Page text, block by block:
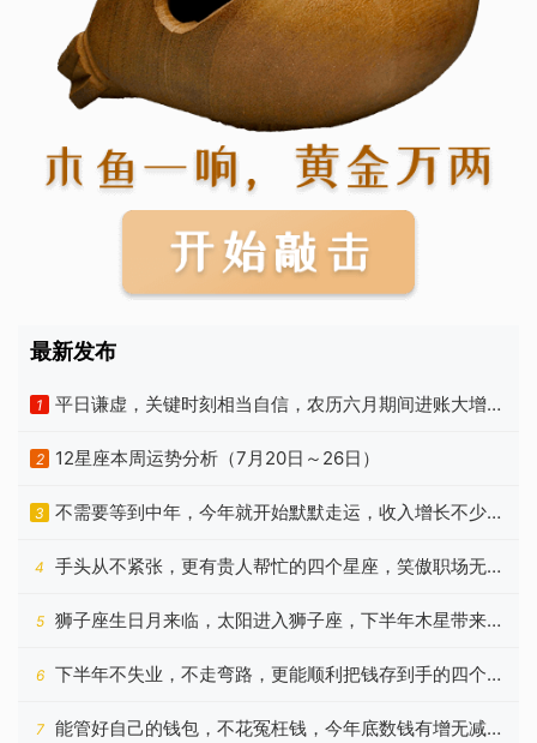
最新发布
1
平日谦虚，关键时刻相当自信，农历六月期间进账大增的
生肖
2 12星座本周运势分析（7月20日～26日）
3
不需要等到中年，今年就开始默默走运，收入增长不少的
星座
4
手头从不紧张，更有贵人帮忙的四个星座，笑傲职场无压
力
5
狮子座生日月来临，太阳进入狮子座，下半年木星带来新
机遇
6
下半年不失业，不走弯路，更能顺利把钱存到手的四个生
肖
7
能管好自己的钱包，不花冤枉钱，今年底数钱有增无减的